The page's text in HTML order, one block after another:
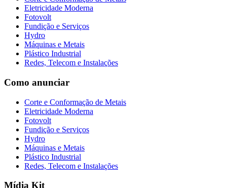
Eletricidade Moderna
Fotovolt
Fundição e Serviços
Hydro
Máquinas e Metais
Plástico Industrial
Redes, Telecom e Instalações
Como anunciar
Corte e Conformação de Metais
Eletricidade Moderna
Fotovolt
Fundição e Serviços
Hydro
Máquinas e Metais
Plástico Industrial
Redes, Telecom e Instalações
Mídia Kit